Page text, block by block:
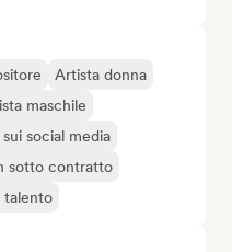
Artista donna
maschile
social media
sotto contratto
talento